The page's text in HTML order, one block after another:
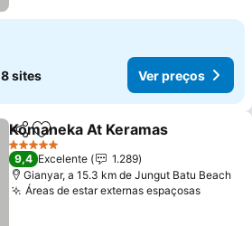
8 sites Ver preços
PartilharAdicionar aos favoritos
Komaneka At Keramas
5 Estrelas
9,4 Excelente
1.289
Gianyar, a 15.3 km de Jungut Batu Beach
Áreas de estar externas espaçosasVer